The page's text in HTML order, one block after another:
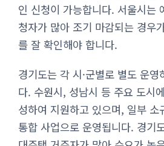
인 신청이 가능합니다. 서울시는
청자가 많아 조기 마감되는 경우
를 잘 확인해야 합니다.
경기도는 각 시·군별로 별도 운영
다. 수원시, 성남시 등 주요 도시
성하여 지원하고 있으며, 일부 소
통합 사업으로 운영됩니다. 경기